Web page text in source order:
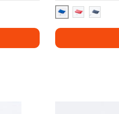
ブルーレッドグレー